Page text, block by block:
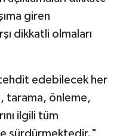
giren
dikkatli olmaları
tehdit edebilecek her
tarama, önleme,
ilgili tüm
sürdürmektedir."